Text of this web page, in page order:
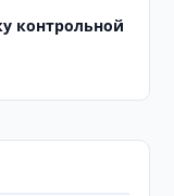
контрольной